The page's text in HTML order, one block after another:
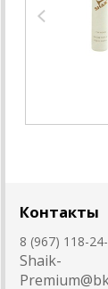
Контакты
8 (967) 118-
Shaik-